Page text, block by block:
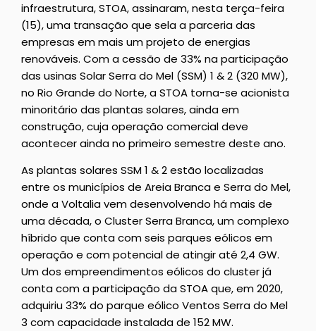
infraestrutura, STOA, assinaram, nesta terça-feira
(15), uma transação que sela a parceria das
empresas em mais um projeto de energias
renováveis. Com a cessão de 33% na participação
das usinas Solar Serra do Mel (SSM) 1 & 2 (320 MW),
no Rio Grande do Norte, a STOA torna-se acionista
minoritário das plantas solares, ainda em
construção, cuja operação comercial deve
acontecer ainda no primeiro semestre deste ano.
As plantas solares SSM 1 & 2 estão localizadas
entre os municípios de Areia Branca e Serra do Mel,
onde a Voltalia vem desenvolvendo há mais de
uma década, o Cluster Serra Branca, um complexo
híbrido que conta com seis parques eólicos em
operação e com potencial de atingir até 2,4 GW.
Um dos empreendimentos eólicos do cluster já
conta com a participação da STOA que, em 2020,
adquiriu 33% do parque eólico Ventos Serra do Mel
3 com capacidade instalada de 152 MW.